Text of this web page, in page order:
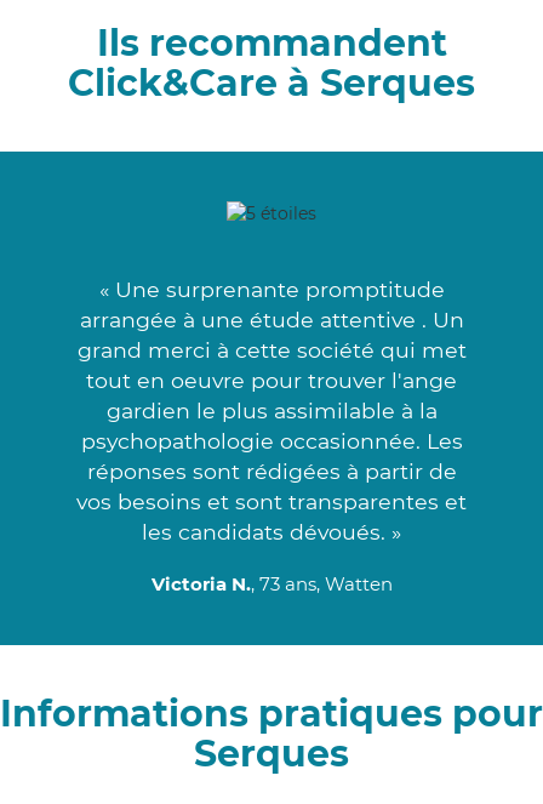
Ils recommandent
Click&Care à Serques
« Une surprenante promptitude
arrangée à une étude attentive . Un
grand merci à cette société qui met
tout en oeuvre pour trouver l'ange
gardien le plus assimilable à la
psychopathologie occasionnée. Les
réponses sont rédigées à partir de
vos besoins et sont transparentes et
les candidats dévoués. »
Victoria N., 73 ans, Watten
Informations pratiques pour
Serques